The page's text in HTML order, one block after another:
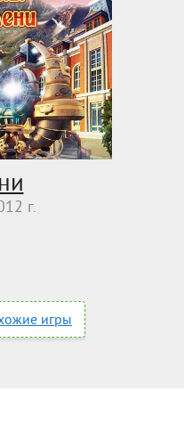
г.
игры